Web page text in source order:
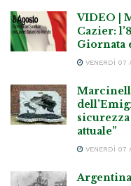
VIDEO |
Cazier:
Giornata
VENERDÌ 07
attuale”
VENERDÌ 07